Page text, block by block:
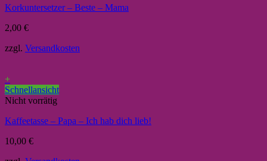
Korkuntersetzer – Beste – Mama
2,00 €
zzgl. Versandkosten
+
Schnellansicht
Nicht vorrätig
Kaffeetasse – Papa – Ich hab dich lieb!
10,00 €